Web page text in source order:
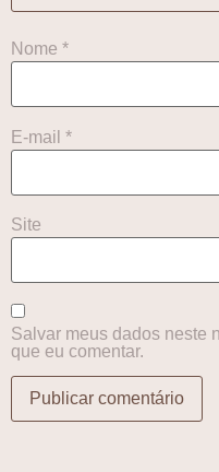
Nome *
E-mail *
Site
Salvar meus dados neste
que eu comentar.